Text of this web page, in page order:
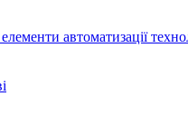
автоматизації